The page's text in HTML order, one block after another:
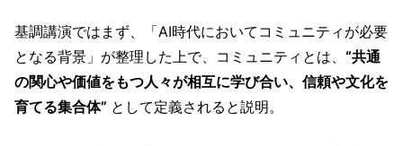
基調講演ではまず、「AI時代においてコミュニティが必要
となる背景」が整理した上で、コミュニティとは、 “共通
の関心や価値をもつ人々が相互に学び合い、信頼や文化を
育てる集合体” として定義されると説明。